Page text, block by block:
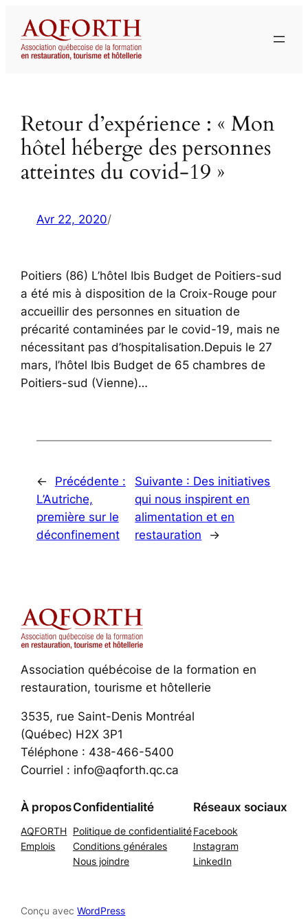
contenu
Retour d’expérience : « Mon
hôtel héberge des personnes
atteintes du covid-19 »
Avr 22, 2020/
Poitiers (86) L’hôtel Ibis Budget de Poitiers-sud
a été mis à disposition de la Croix-Rouge pour
accueillir des personnes en situation de
précarité contaminées par le covid-19, mais ne
nécessitant pas d’hospitalisation.Depuis le 27
mars, l’hôtel Ibis Budget de 65 chambres de
Poitiers-sud (Vienne)…
←
Précédente :
L’Autriche,
première sur le
déconfinement
Suivante : Des initiatives
qui nous inspirent en
alimentation et en
restauration
→
Association québécoise de la formation en
restauration, tourisme et hôtellerie
3535, rue Saint-Denis Montréal
(Québec) H2X 3P1
Téléphone : 438-466-5400
Courriel : info@aqforth.qc.ca
À propos
AQFORTH
Emplois
Confidentialité
Politique de confidentialité
Conditions générales
Nous joindre
Réseaux sociaux
Facebook
Instagram
LinkedIn
Conçu avecWordPress